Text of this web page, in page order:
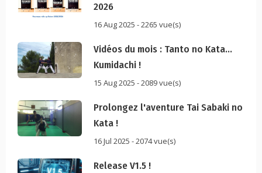
2026
16 Aug 2025 - 2265 vue(s)
Vidéos du mois : Tanto no Kata...
Kumidachi !
15 Aug 2025 - 2089 vue(s)
Prolongez l'aventure Tai Sabaki no
Kata !
16 Jul 2025 - 2074 vue(s)
Release V1.5 !